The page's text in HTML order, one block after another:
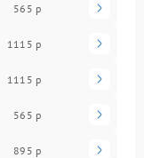
565 р
1115 р
1115 р
565 р
895 р